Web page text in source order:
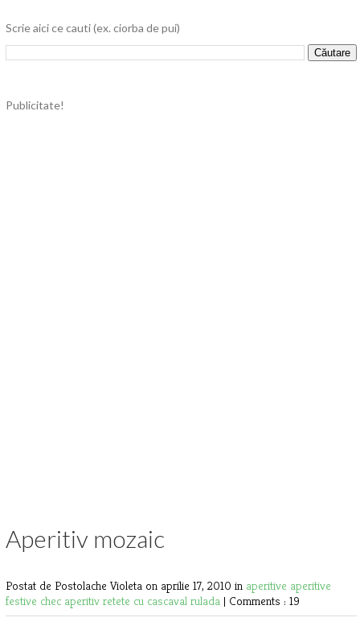
Scrie aici ce cauti (ex. ciorba de pui)
Publicitate!
Aperitiv mozaic
Postat de Postolache Violeta on aprilie 17, 2010 in aperitive aperitive
festive chec aperitiv retete cu cascaval rulada | Comments : 19